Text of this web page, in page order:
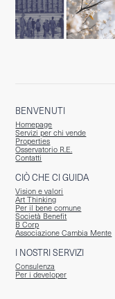
BENVENUTI
Homepage
Servizi per chi vende
Properties
Osservatorio R.E.
Contatti
CIÒ CHE CI GUIDA
Vision e valori
Art Thinking
Per il bene comune
Società Benefit
B Corp
Associazione Cambia Mente
I NOSTRI SERVIZI
Consulenza
Per i developer